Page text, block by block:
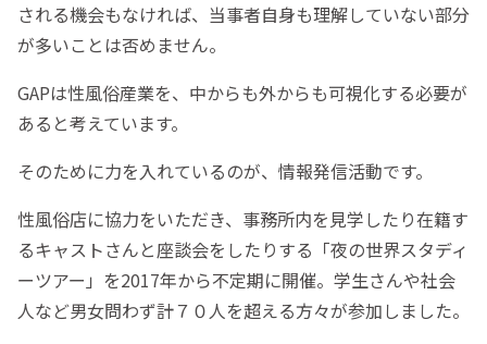
される機会もなければ、当事者自身も理解していない部分
が多いことは否めません。
GAPは性風俗産業を、中からも外からも可視化する必要が
あると考えています。
そのために力を入れているのが、情報発信活動です。
性風俗店に協力をいただき、事務所内を見学したり在籍す
るキャストさんと座談会をしたりする「夜の世界スタディ
ーツアー」を2017年から不定期に開催。学生さんや社会
人など男女問わず計７０人を超える方々が参加しました。